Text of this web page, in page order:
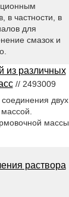
в частности, в
для
смазок и
из различных
// 2493009
двух
массы
раствора